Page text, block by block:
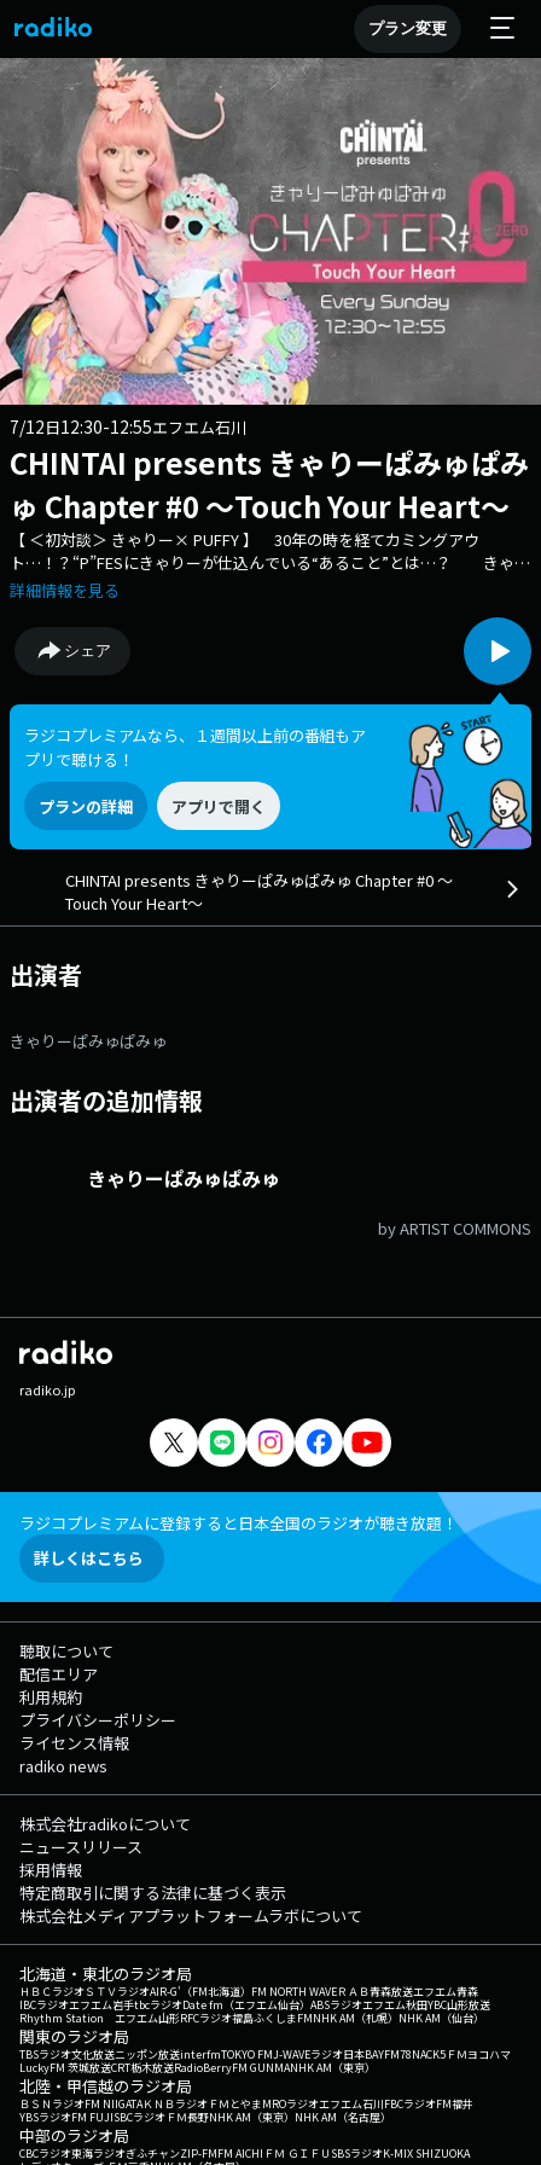
プラン変更
7/12日12:30-12:55エフエム石川
CHINTAI presents きゃりーぱみゅぱみ
ゅ Chapter #0 ～Touch Your Heart～
【 ＜初対談＞ きゃりー× PUFFY 】 30年の時を経てカミングアウ
ト…！？“P”FESにきゃりーが仕込んでいる“あること”とは…？ きゃり
ーぱみゅぱみゅが興味のあることをお話したり、話を聞きたい方をゲスト
み出すヒントを探している「きゃりーぱみゅぱみゅ Chapter#0」 今
週はデビュー30周年を迎えた【 PUFFY 】 をお迎えします！ この30年
の軌跡を振り返りつつ、きゃりーも出演するPUFFY初の主催イベント
『PUFFYの“P”FES』についてもお伺いします！ 何やらきゃりーが仕込ん
でいるとのウワサ・・・詳しくは放送で！ 番組Webサイト：
https://www.tfm.co.jp/heart/ メッセージフォーム：
https://www.tfm.co.jp/f/heart/message Xハッシュタグは「#チャプ
ター0」 Xアカウントは「@ChapterZero_JFN」
詳細情報を見る
シェア
ラジコプレミアムなら、１週間以上前の番組もア
プリで聴ける！
プランの詳細 アプリで開く
CHINTAI presents きゃりーぱみゅぱみゅ Chapter #0 ～
Touch Your Heart～
出演者
きゃりーぱみゅぱみゅ
出演者の追加情報
きゃりーぱみゅぱみゅ
by ARTIST COMMONS
radiko.jp
ラジコプレミアムに登録すると日本全国のラジオが聴き放題！
詳しくはこちら
聴取について
配信エリア
利用規約
プライバシーポリシー
ライセンス情報
radiko news
株式会社radikoについて
ニュースリリース
採用情報
特定商取引に関する法律に基づく表示
株式会社メディアプラットフォームラボについて
北海道・東北のラジオ局
ＨＢＣラジオＳＴＶラジオAIR-G'（FM北海道） FM NORTH WAVEＲＡＢ青森放送エフエム青森
IBCラジオエフエム岩手tbcラジオDate fm（エフエム仙台） ABSラジオエフエム秋田YBC山形放送
Rhythm Station エフエム山形RFCラジオ福島ふくしまFMNHK AM（札幌） NHK AM（仙台）
関東のラジオ局
TBSラジオ文化放送ニッポン放送interfmTOKYO FMJ-WAVEラジオ日本BAYFM78NACK5 ＦＭヨコハマ
LuckyFM 茨城放送CRT栃木放送RadioBerryFM GUNMANHK AM（東京）
北陸・甲信越のラジオ局
ＢＳＮラジオFM NIIGATAＫＮＢラジオ ＦＭとやまMROラジオエフエム石川FBCラジオFM福井
YBSラジオFM FUJISBCラジオ ＦＭ長野NHK AM（東京） NHK AM（名古屋）
中部のラジオ局
CBCラジオ東海ラジオぎふチャンZIP-FMFM AICHI ＦＭ ＧＩＦＵ SBSラジオK-MIX SHIZUOKA